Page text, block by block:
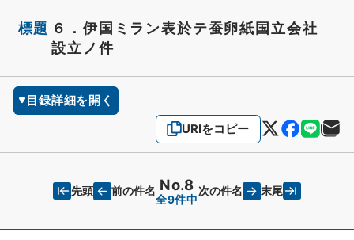
標題 ６．伊国ミラン表於テ蚕卵紙国立会社
設立ノ件
目録詳細を開く
URIをコピー
先頭 前の件名 No.8
全9件中
次の件名 末尾